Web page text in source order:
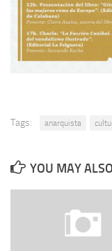
Tags: anarquista
YOU MAY